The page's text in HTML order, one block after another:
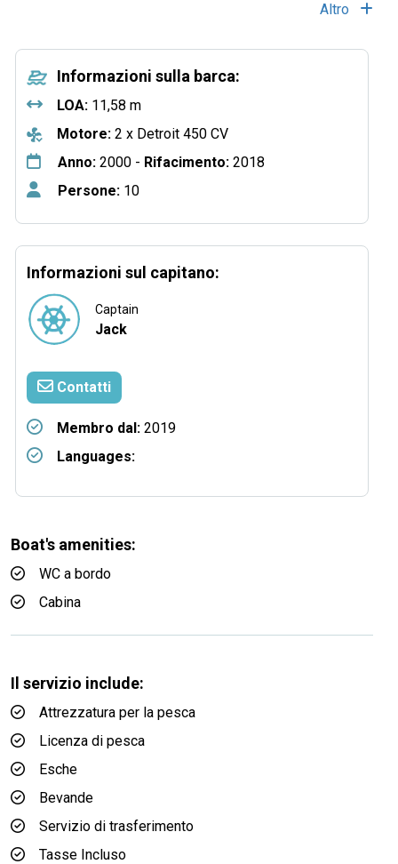
Altro
Informazioni sulla barca:
LOA: 11,58 m
Motore: 2 x Detroit 450 CV
Anno: 2000 - Rifacimento: 2018
Persone: 10
Informazioni sul capitano:
Captain
Jack
Contatti
Membro dal: 2019
Languages:
Boat's amenities:
WC a bordo
Cabina
Il servizio include:
Attrezzatura per la pesca
Licenza di pesca
Esche
Bevande
Servizio di trasferimento
Tasse Incluso